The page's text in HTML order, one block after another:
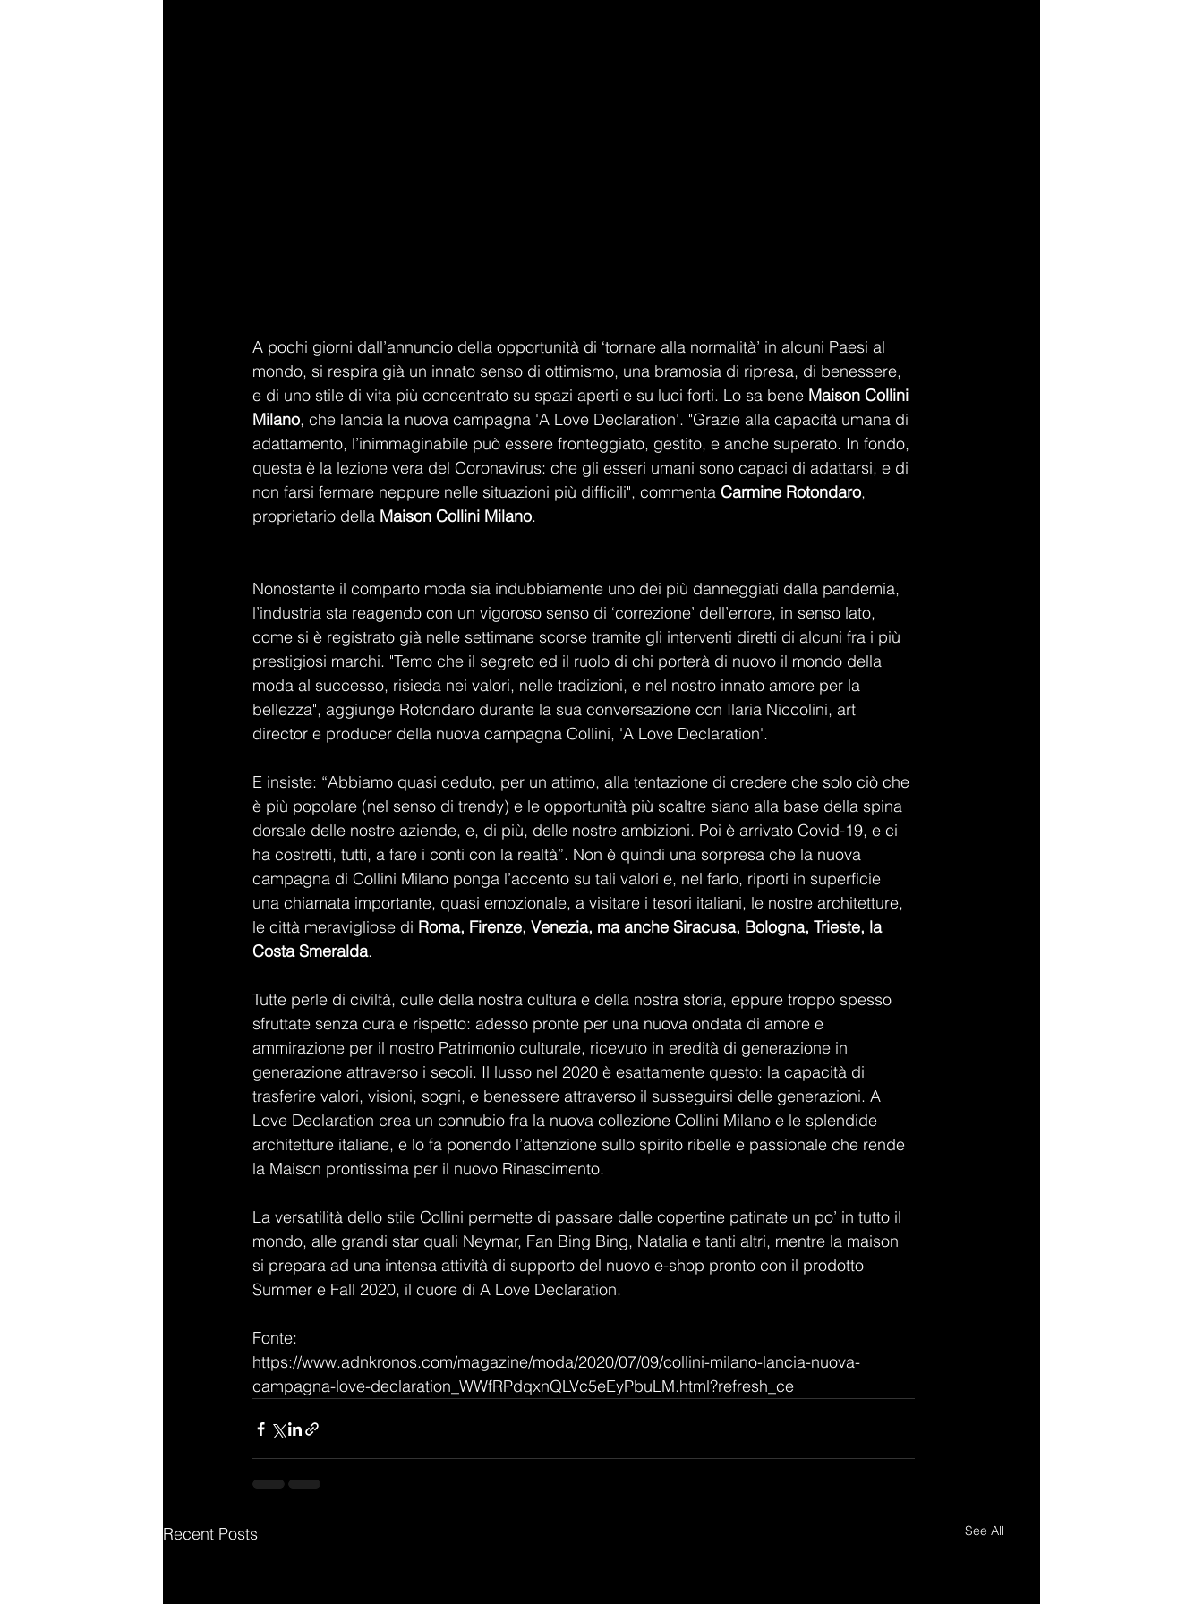
A pochi giorni dall’annuncio della opportunità di ‘tornare alla normalità’ in alcuni Paesi al
mondo, si respira già un innato senso di ottimismo, una bramosia di ripresa, di benessere,
e di uno stile di vita più concentrato su spazi aperti e su luci forti. Lo sa bene Maison Collini
Milano, che lancia la nuova campagna 'A Love Declaration'. "Grazie alla capacità umana di
adattamento, l’inimmaginabile può essere fronteggiato, gestito, e anche superato. In fondo,
questa è la lezione vera del Coronavirus: che gli esseri umani sono capaci di adattarsi, e di
non farsi fermare neppure nelle situazioni più difficili", commenta Carmine Rotondaro,
proprietario della Maison Collini Milano.
Nonostante il comparto moda sia indubbiamente uno dei più danneggiati dalla pandemia,
l’industria sta reagendo con un vigoroso senso di ‘correzione’ dell’errore, in senso lato,
come si è registrato già nelle settimane scorse tramite gli interventi diretti di alcuni fra i più
prestigiosi marchi. "Temo che il segreto ed il ruolo di chi porterà di nuovo il mondo della
moda al successo, risieda nei valori, nelle tradizioni, e nel nostro innato amore per la
bellezza", aggiunge Rotondaro durante la sua conversazione con Ilaria Niccolini, art
director e producer della nuova campagna Collini, 'A Love Declaration'.
E insiste: “Abbiamo quasi ceduto, per un attimo, alla tentazione di credere che solo ciò che
è più popolare (nel senso di trendy) e le opportunità più scaltre siano alla base della spina
dorsale delle nostre aziende, e, di più, delle nostre ambizioni. Poi è arrivato Covid-19, e ci
ha costretti, tutti, a fare i conti con la realtà”. Non è quindi una sorpresa che la nuova
campagna di Collini Milano ponga l’accento su tali valori e, nel farlo, riporti in superficie
una chiamata importante, quasi emozionale, a visitare i tesori italiani, le nostre architetture,
le città meravigliose di Roma, Firenze, Venezia, ma anche Siracusa, Bologna, Trieste, la
Costa Smeralda.
Tutte perle di civiltà, culle della nostra cultura e della nostra storia, eppure troppo spesso
sfruttate senza cura e rispetto: adesso pronte per una nuova ondata di amore e
ammirazione per il nostro Patrimonio culturale, ricevuto in eredità di generazione in
generazione attraverso i secoli. Il lusso nel 2020 è esattamente questo: la capacità di
trasferire valori, visioni, sogni, e benessere attraverso il susseguirsi delle generazioni. A
Love Declaration crea un connubio fra la nuova collezione Collini Milano e le splendide
architetture italiane, e lo fa ponendo l’attenzione sullo spirito ribelle e passionale che rende
la Maison prontissima per il nuovo Rinascimento.
La versatilità dello stile Collini permette di passare dalle copertine patinate un po’ in tutto il
mondo, alle grandi star quali Neymar, Fan Bing Bing, Natalia e tanti altri, mentre la maison
si prepara ad una intensa attività di supporto del nuovo e-shop pronto con il prodotto
Summer e Fall 2020, il cuore di A Love Declaration.
Fonte:
https://www.adnkronos.com/magazine/moda/2020/07/09/collini-milano-lancia-nuova-
campagna-love-declaration_WWfRPdqxnQLVc5eEyPbuLM.html?refresh_ce
Recent Posts See All